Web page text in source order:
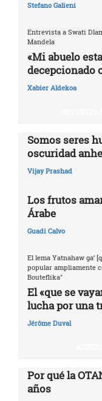
Stefano Galieni
Entrevista a Swati
Mandela
«Mi abuelo
decepcionado
Xabier Aldekoa
Somos seres
oscuridad
Vijay Prashad
Los frutos
Árabe
Guadi Calvo
El lema Yatnahaw ga’
popular ampliamente
Bouteflika"
El «que se
lucha por una
Jérôme Duval
Por qué la
años‎